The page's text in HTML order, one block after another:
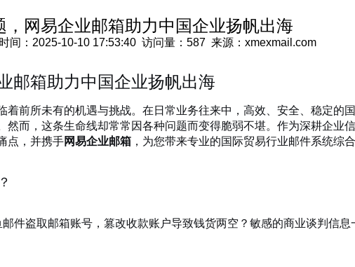
网易企业邮箱助力中国企业扬帆出海
间：2025-10-10 17:53:40 访问量：587 来源：xmexmail.com
邮箱助力中国企业扬帆出海
前所未有的机遇与挑战。在日常业务往来中，高效、安全、稳定的
而，这条生命线却常常因各种问题而变得脆弱不堪。作为深耕企业
点，并携手网易企业邮箱 ，为您带来专业的国际贸易行业邮件系统综
件盗取邮箱账号，篡改收款账户导致钱货两空？敏感的商业谈判信息